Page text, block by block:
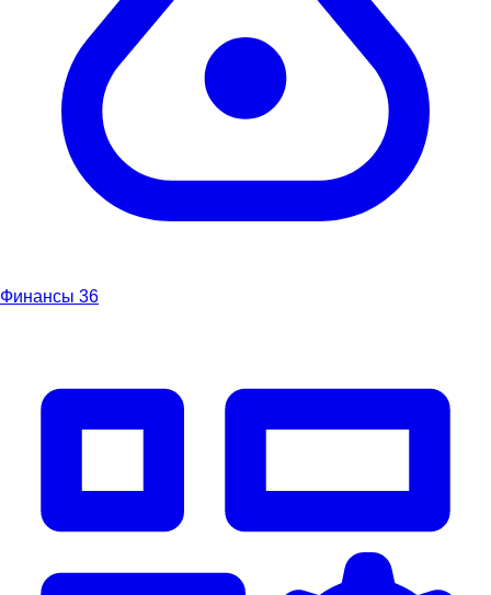
Финансы 36